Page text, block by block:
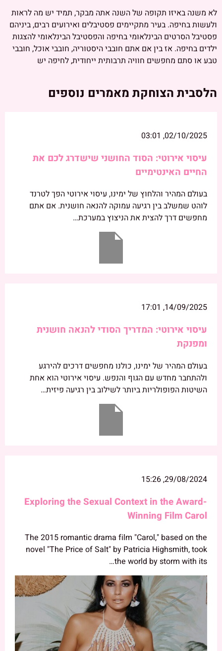
לא משנה באיזו תקופה של השנה אתה מבקר, תמיד יש מה לראות
ולעשות בחיפה. בעיר מתקיימים פסטיבלים ואירועים רבים, ביניהם
פסטיבל הסרטים הבינלאומי בחיפה והפסטיבל הבינלאומי להצגות
ילדים בחיפה. אז בין אם אתם חובבי היסטוריה, חובבי אוכל, חובבי
טבע או סתם מחפשים חוויה תרבותית ייחודית, לחיפה יש
הלסבית הצוחקת מאמרים נוספים
02/10/2025, 03:01
עיסוי אירוטי: הסוד החושני שישדרג לכם את
החיים האינטימיים
בעולם המהיר והלחוץ של ימינו, עיסוי אירוטי הפך לטרנד
לוהט שמשלב בין רגיעה עמוקה להנאה חושנית. אם אתם
מחפשים דרך להצית את הניצוץ במערכת…
14/09/2025, 17:01
עיסוי אירוטי: המדריך הסודי להנאה חושנית
ומפנקת
בעולם המהיר של ימינו, כולנו מחפשים דרכים להירגע
ולהתחבר מחדש עם הגוף והנפש. עיסוי אירוטי הוא אחת
השיטות הפופולריות ביותר לשילוב בין רגיעה פיזית…
29/08/2024, 15:26
Exploring the Sexual Context in the Award-
Winning Film Carol
The 2015 romantic drama film "Carol," based on the
novel "The Price of Salt" by Patricia Highsmith, took
the world by storm with its…